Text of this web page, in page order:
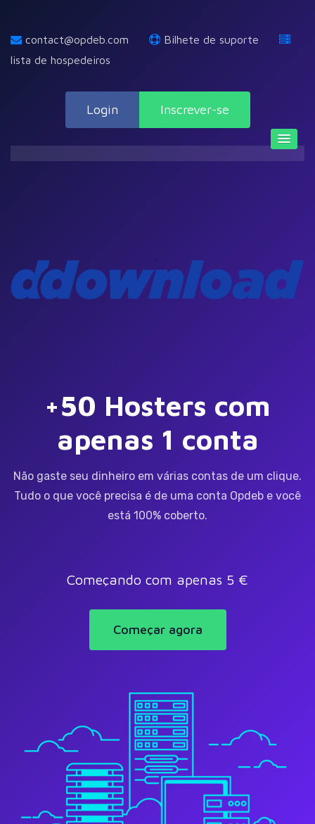
contact@opdeb.com
Bilhete de suporte
lista de hospedeiros
Login Inscrever-se
+50 Hosters com
apenas 1 conta
Não gaste seu dinheiro em várias contas de um clique.
Tudo o que você precisa é de uma conta Opdeb e você
está 100% coberto.
Começando com apenas 5 €
Começar agora